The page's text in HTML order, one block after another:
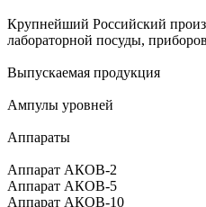
Крупнейший Российский
лабораторной посуды,
Выпускаемая продукция
Ампулы уровней
Аппараты
Аппарат АКОВ-2
Аппарат АКОВ-5
Аппарат АКОВ-10